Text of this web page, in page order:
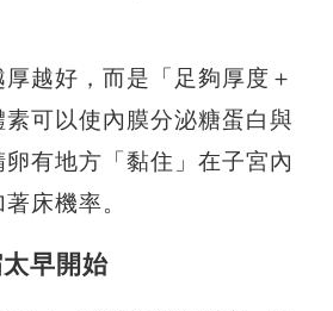
越好，而是「足夠厚度＋
可以使內膜分泌糖蛋白與
有地方「黏住」在子宮內
床機率。
早開始